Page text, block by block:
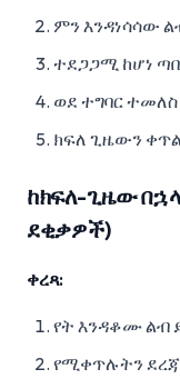
ምን እንዳነሳሳው
ተደጋጋሚ ከሆነ
ወደ ተግባር ተመለስ
ክፍለ ጊዜውን
ከክፍለ-ጊዜው
ደቂቃዎች)
ቀረጻ:
የት እንዳቆሙ ልብ
የሚቀጥሉትን